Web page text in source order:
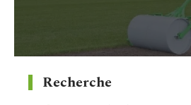
Recherche